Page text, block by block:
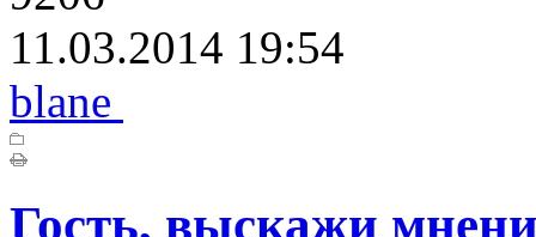
11.03.2014 19:54
blane
Гость, выскажи